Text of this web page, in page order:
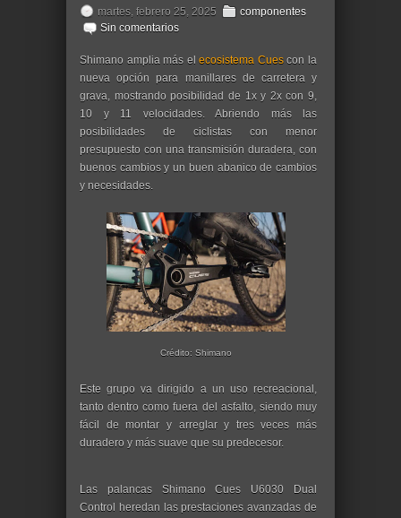
martes, febrero 25, 2025
componentes
Sin comentarios
Shimano amplia más el ecosistema Cuescon la
nueva opción para manillares de carretera y
grava, mostrando posibilidad de 1x y 2x con 9,
10 y 11 velocidades. Abriendo más las
posibilidades de ciclistas con menor
presupuesto con una transmisión duradera, con
buenos cambios y un buen abanico de cambios
y necesidades.
Crédito: Shimano
Este grupo va dirigido a un uso recreacional,
tanto dentro como fuera del asfalto, siendo muy
fácil de montar y arreglar y tres veces más
duradero y más suave que su predecesor.
Las palancas Shimano Cues U6030 Dual
Control heredan las prestaciones avanzadas de